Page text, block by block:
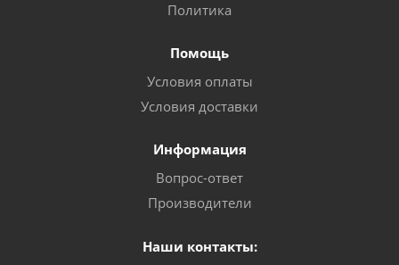
Политика
Помощь
Условия оплаты
Условия доставки
Информация
Вопрос-ответ
Производители
Наши контакты: